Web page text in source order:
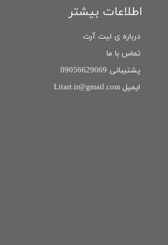
اطلاعات بیشتر
درباره ی لیت آرت
تماس با ما
پشتیبانی 09056629069
ایمیل Litart.ir@gmail.com